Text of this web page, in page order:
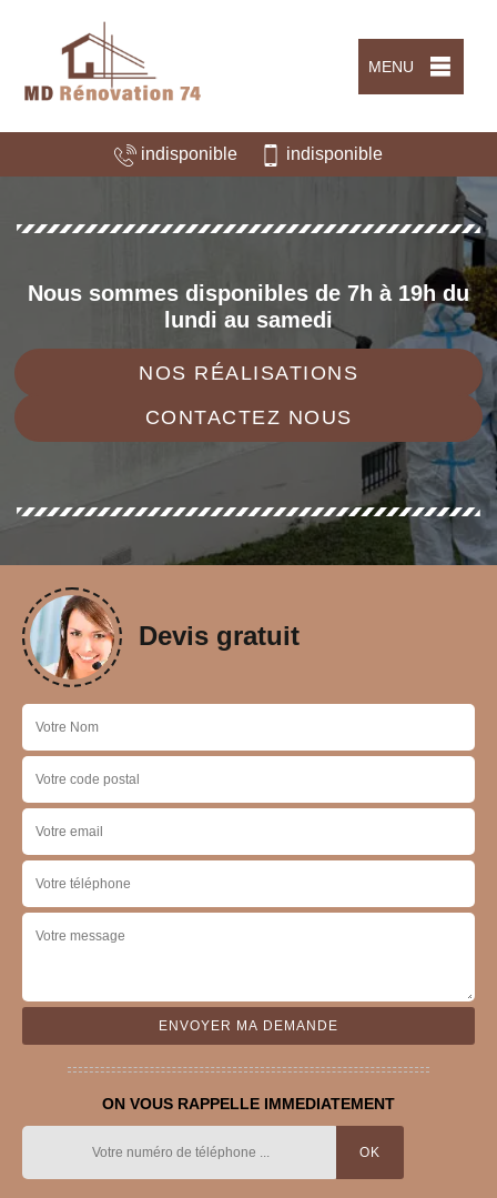
MENU
indisponible indisponible
Nous sommes disponibles de 7h à 19h du
lundi au samedi
NOS RÉALISATIONS
CONTACTEZ NOUS
Devis gratuit
ON VOUS RAPPELLE IMMEDIATEMENT